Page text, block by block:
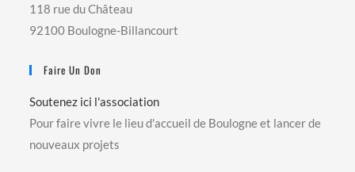
118 rue du Château
92100 Boulogne-Billancourt
Faire Un Don
Soutenez ici l'association
Pour faire vivre le lieu d'accueil de Boulogne et lancer de
nouveaux projets